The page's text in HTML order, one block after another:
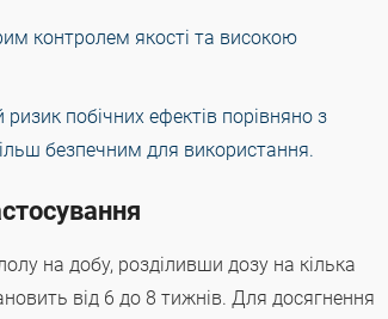
контролем якості та високою
побічних ефектів порівняно з
безпечним для використання.
на добу, розділивши дозу на кілька
від 6 до 8 тижнів. Для досягнення